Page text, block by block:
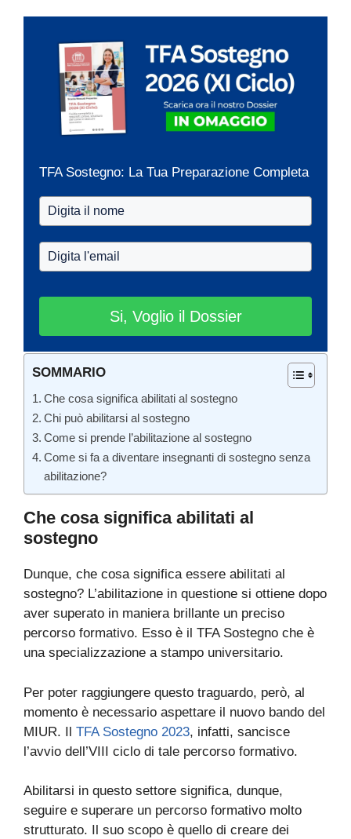
TFA Sostegno: La Tua Preparazione Completa
Si, Voglio il Dossier
SOMMARIO
Che cosa significa abilitati al sostegno
Chi può abilitarsi al sostegno
Come si prende l’abilitazione al sostegno
Come si fa a diventare insegnanti di sostegno senza
abilitazione?
Che cosa significa abilitati al
sostegno
Dunque, che cosa significa essere abilitati al
sostegno? L’abilitazione in questione si ottiene dopo
aver superato in maniera brillante un preciso
percorso formativo. Esso è il TFA Sostegno che è
una specializzazione a stampo universitario.
Per poter raggiungere questo traguardo, però, al
momento è necessario aspettare il nuovo bando del
MIUR. Il TFA Sostegno 2023, infatti, sancisce
l’avvio dell’VIII ciclo di tale percorso formativo.
Abilitarsi in questo settore significa, dunque,
seguire e superare un percorso formativo molto
strutturato. Il suo scopo è quello di creare dei